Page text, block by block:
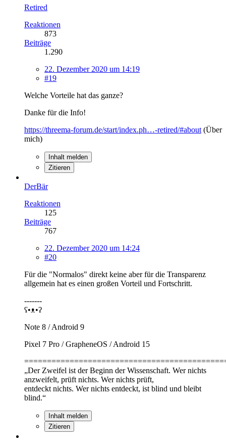
Retired
Reaktionen
873
Beiträge
1.290
22. Dezember 2020 um 14:19
#19
Welche Vorteile hat das ganze?
Danke für die Info!
https://threema-forum.de/start/index.ph…-retired/#about (Über
mich)
Inhalt melden
Zitieren
DerBär
Reaktionen
125
Beiträge
767
22. Dezember 2020 um 14:24
#20
Für die "Normalos" direkt keine aber für die Transparenz
allgemein hat es einen großen Vorteil und Fortschritt.
-------
ʕ•ᴥ•ʔ
Note 8 / Android 9
Pixel 7 Pro / GrapheneOS / Android 15
„Der Zweifel ist der Beginn der Wissenschaft. Wer nichts
anzweifelt, prüft nichts. Wer nichts prüft,
entdeckt nichts. Wer nichts entdeckt, ist blind und bleibt
blind.“
Inhalt melden
Zitieren